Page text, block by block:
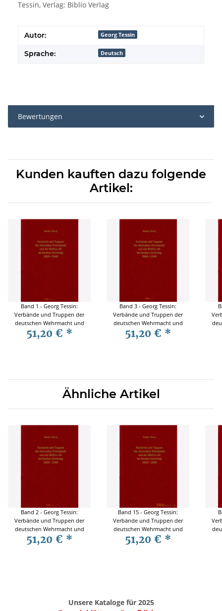
Tessin, Verlag: Biblio Verlag
Autor: Georg Tessin
Sprache: Deutsch
Bewertungen
Kunden kauften dazu folgende
Artikel:
Band 1 - Georg Tessin:
Verbände und Truppen der
deutschen Wehrmacht und
Waffen-SS im Zweiten
Weltkrieg 1939-1945
51,20 € *
Band 3 - Georg Tessin:
Verbände und Truppen der
deutschen Wehrmacht und
Waffen-SS im Zweiten
Weltkrieg 1939-1945
51,20 € *
Ähnliche Artikel
Band 2 - Georg Tessin:
Verbände und Truppen der
deutschen Wehrmacht und
Waffen-SS im Zweiten
Weltkrieg 1939-1945
51,20 € *
Band 15 - Georg Tessin:
Verbände und Truppen der
deutschen Wehrmacht und
Waffen-SS im Zweiten
Weltkrieg 1939-1945
51,20 € *
Unsere Kataloge für 2025